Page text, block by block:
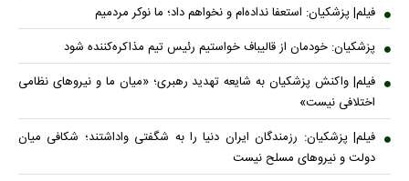
فیلم| پزشکیان: استعفا نداده‌ام و نخواهم داد؛ ما نوکر مردمیم
پزشکیان: خودمان از قالیباف خواستیم رئیس تیم مذاکره‌کننده شود
فیلم| واکنش پزشکیان به شایعه تهدید رهبری؛ «میان ما و نیروهای نظامی
اختلافی نیست»
فیلم| پزشکیان: رزمندگان ایران دنیا را به شگفتی واداشتند؛ شکافی میان
دولت و نیروهای مسلح نیست